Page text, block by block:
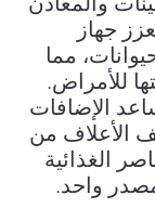
جهاز
مما
للأمراض.
الإضافات
الأعلاف من
الغذائية
واحد.